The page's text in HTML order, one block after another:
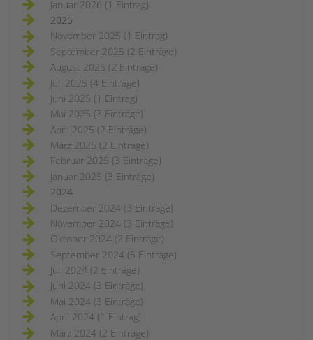
Januar 2026 (1 Eintrag)
2025
November 2025 (1 Eintrag)
September 2025 (2 Einträge)
August 2025 (2 Einträge)
Juli 2025 (4 Einträge)
Juni 2025 (1 Eintrag)
Mai 2025 (3 Einträge)
April 2025 (2 Einträge)
März 2025 (2 Einträge)
Februar 2025 (3 Einträge)
Januar 2025 (3 Einträge)
2024
Dezember 2024 (3 Einträge)
November 2024 (3 Einträge)
Oktober 2024 (2 Einträge)
September 2024 (5 Einträge)
Juli 2024 (2 Einträge)
Juni 2024 (3 Einträge)
Mai 2024 (3 Einträge)
April 2024 (1 Eintrag)
März 2024 (2 Einträge)